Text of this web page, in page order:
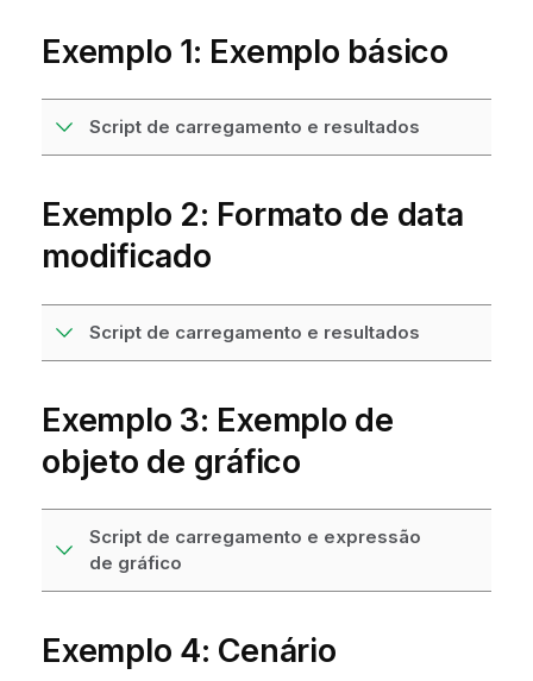
Exemplo 1: Exemplo básico
Script de carregamento e resultados
Exemplo 2: Formato de data
modificado
Script de carregamento e resultados
Exemplo 3: Exemplo de
objeto de gráfico
Script de carregamento e expressão
de gráfico
Exemplo 4: Cenário